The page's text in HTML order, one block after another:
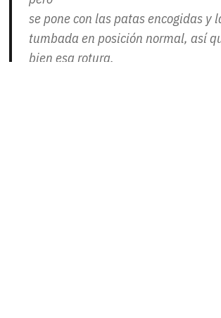
se pone con las patas encogidas y
tumbada en posición normal, así
bien esa rotura.